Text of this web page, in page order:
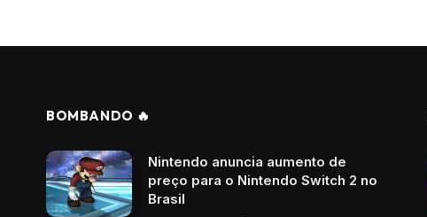
BOMBANDO 🔥
Nintendo anuncia aumento de
preço para o Nintendo Switch 2 no
Brasil